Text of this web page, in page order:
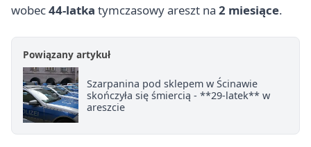
wobec44-latka tymczasowy areszt na 2 miesiące.
Powiązany artykuł
Szarpanina pod sklepem w Ścinawie
skończyła się śmiercią - **29-latek** w
areszcie